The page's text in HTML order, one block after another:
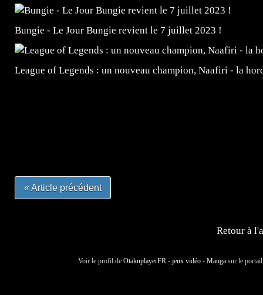
Bungie - Le Jour Bungie revient le 7 juillet 2023 !
League of Legends : un nouveau champion, Naafiri - la
« Article précédent
Retour à
Voir le profil de OtakuplayerFR - jeux vidéo - Manga sur le